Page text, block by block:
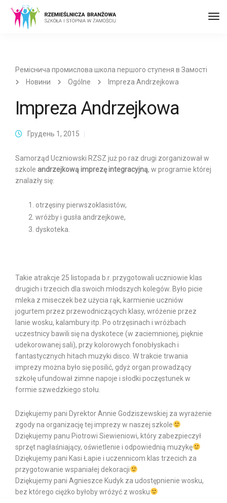
Реміснича промислова школа першого ступеня в Замості
Новини
Ogólne Impreza Andrzejkowa
Impreza Andrzejkowa
Грудень 1, 2015
Samorząd Uczniowski RZSZ już po raz drugi zorganizował w
szkole andrzejkową imprezę integracyjną, w programie której
znalazły się:
otrzęsiny pierwszoklasistów,
wróżby i gusła andrzejkowe,
dyskoteka.
Takie atrakcje 25 listopada b.r. przygotowali uczniowie klas
drugich i trzecich dla swoich młodszych kolegów. Było picie
mleka z miseczek bez użycia rąk, karmienie uczniów
jogurtem przez przewodniczących klasy, wróżenie przez
lanie wosku, kalambury itp. Po otrzęsinach i wróżbach
uczestnicy bawili się na dyskotece (w zaciemnionej, pięknie
udekorowanej sali), przy kolorowych fonobłyskach i
fantastycznych hitach muzyki disco. W trakcie trwania
imprezy można było się posilić, gdyż organ prowadzący
szkołę ufundował zimne napoje i słodki poczęstunek w
formie szwedzkiego stołu.
Dziękujemy pani Dyrektor Annie Godziszewskiej za wyrażenie
zgody na organizację tej imprezy w naszej szkole
Dziękujemy panu Piotrowi Siewieniowi, który zabezpieczył
sprzęt nagłaśniający, oświetlenie i odpowiednią muzykę
Dziękujemy pani Kasi Łapie i uczennicom klas trzecich za
przygotowanie wspaniałej dekoracji
Dziękujemy pani Agnieszce Kudyk za udostępnienie wosku,
bez którego ciężko byłoby wróżyć z wosku